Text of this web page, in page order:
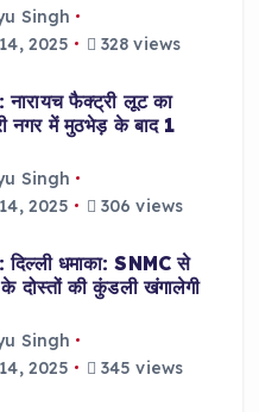
Singh
2025
328 views
फैक्ट्री लूट का
नगर में मुठभेड़ के बाद 1
Singh
2025
306 views
धमाका: SNMC से
दोस्तों की कुंडली खंगालेगी
Singh
2025
345 views